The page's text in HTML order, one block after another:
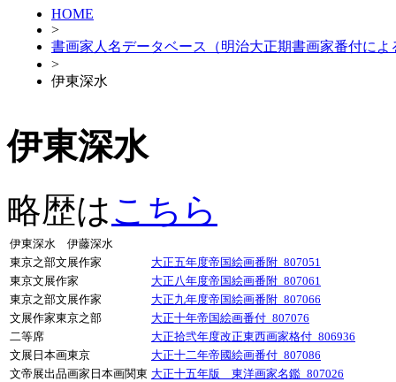
HOME
>
書画家人名データベース（明治大正期書画家番付によ
>
伊東深水
伊東深水
略歴はこちら
伊東深水 伊藤深水
東京之部文展作家
大正五年度帝国絵画番附_807051
東京文展作家
大正八年度帝国絵画番附_807061
東京之部文展作家
大正九年度帝国絵画番附_807066
文展作家東京之部
大正十年帝国絵画番付_807076
二等席
大正拾弐年度改正東西画家格付_806936
文展日本画東京
大正十二年帝國絵画番付_807086
文帝展出品画家日本画関東 大正十五年版 東洋画家名鑑_807026